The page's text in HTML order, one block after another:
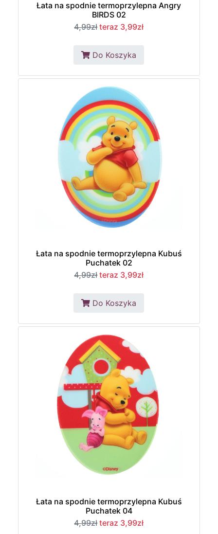
Łata na spodnie termoprzylepna Angry
BIRDS 02
4,99zł teraz 3,99zł
Do Koszyka
Łata na spodnie termoprzylepna Kubuś
Puchatek 02
4,99zł teraz 3,99zł
Do Koszyka
Łata na spodnie termoprzylepna Kubuś
Puchatek 04
4,99zł teraz 3,99zł